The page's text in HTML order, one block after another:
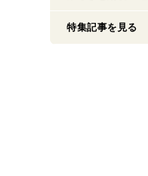
特集記事を見る